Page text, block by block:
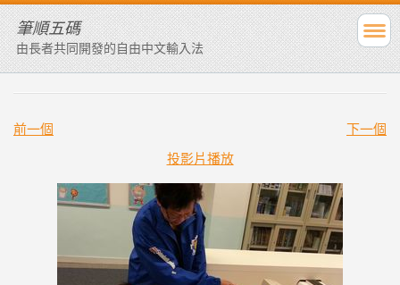
筆順五碼
由長者共同開發的自由中文輸入法
前一個
下一個
投影片播放